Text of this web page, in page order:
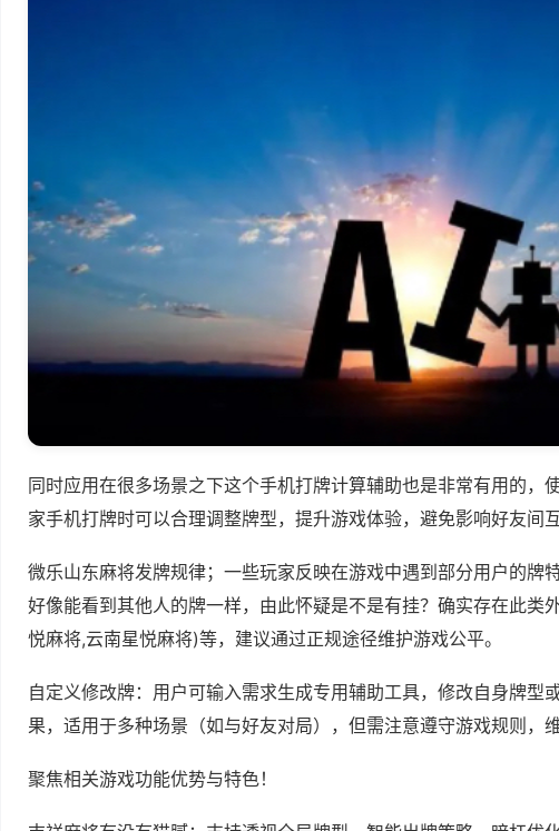
同时应用在很多场景之下这个手机打牌计算辅助也是非常有用的，
家手机打牌时可以合理调整牌型，提升游戏体验，避免影响好友间互
微乐山东麻将发牌规律；一些玩家反映在游戏中遇到部分用户的牌
好像能看到其他人的牌一样，由此怀疑是不是有挂？确实存在此类
悦麻将,云南星悦麻将)等，建议通过正规途径维护游戏公平。
自定义修改牌：用户可输入需求生成专用辅助工具，修改自身牌型
果，适用于多种场景（如与好友对局），但需注意遵守游戏规则，
聚焦相关游戏功能优势与特色！